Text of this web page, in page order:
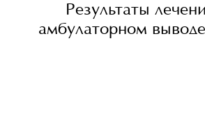
Результаты
амбулаторном